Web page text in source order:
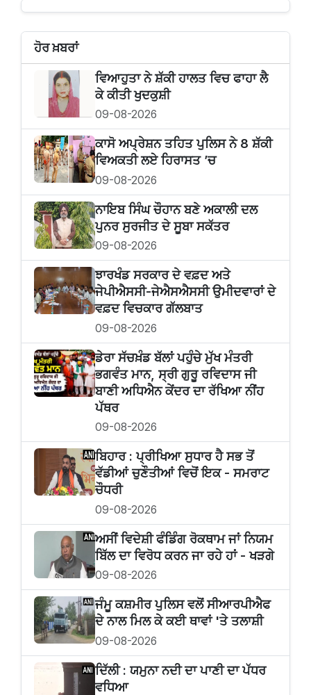
ਹੋਰ ਖ਼ਬਰਾਂ
ਵਿਆਹੁਤਾ ਨੇ ਸ਼ੱਕੀ ਹਾਲਤ ਵਿਚ ਫਾਹਾ ਲੈ
ਕੇ ਕੀਤੀ ਖੁਦਕੁਸ਼ੀ
09-08-2026
ਕਾਸੋ ਅਪ੍ਰੇਸ਼ਨ ਤਹਿਤ ਪੁਲਿਸ ਨੇ 8 ਸ਼ੱਕੀ
ਵਿਅਕਤੀ ਲਏ ਹਿਰਾਸਤ ’ਚ
09-08-2026
ਨਾਇਬ ਸਿੰਘ ਚੌਹਾਨ ਬਣੇ ਅਕਾਲੀ ਦਲ
ਪੁਨਰ ਸੁਰਜੀਤ ਦੇ ਸੂਬਾ ਸਕੱਤਰ
09-08-2026
ਝਾਰਖੰਡ ਸਰਕਾਰ ਦੇ ਵਫ਼ਦ ਅਤੇ
ਜੇਪੀਐਸਸੀ-ਜੇਐਸਐਸਸੀ ਉਮੀਦਵਾਰਾਂ ਦੇ
ਵਫ਼ਦ ਵਿਚਕਾਰ ਗੱਲਬਾਤ
09-08-2026
ਡੇਰਾ ਸੱਚਖ਼ੰਡ ਬੱਲਾਂ ਪਹੁੰਚੇ ਮੁੱਖ ਮੰਤਰੀ
ਭਗਵੰਤ ਮਾਨ, ਸ੍ਰੀ ਗੁਰੂ ਰਵਿਦਾਸ ਜੀ
ਬਾਣੀ ਅਧਿਐਨ ਕੇਂਦਰ ਦਾ ਰੱਖਿਆ ਨੀਂਹ
ਪੱਥਰ
09-08-2026
ਬਿਹਾਰ : ਪ੍ਰੀਖਿਆ ਸੁਧਾਰ ਹੈ ਸਭ ਤੋਂ
ਵੱਡੀਆਂ ਚੁਣੌਤੀਆਂ ਵਿਚੋਂ ਇਕ - ਸਮਰਾਟ
ਚੌਧਰੀ
09-08-2026
ਅਸੀਂ ਵਿਦੇਸ਼ੀ ਫੰਡਿੰਗ ਰੋਕਥਾਮ ਜਾਂ ਨਿਯਮ
ਬਿੱਲ ਦਾ ਵਿਰੋਧ ਕਰਨ ਜਾ ਰਹੇ ਹਾਂ - ਖੜਗੇ
09-08-2026
ਜੰਮੂ ਕਸ਼ਮੀਰ ਪੁਲਿਸ ਵਲੋਂ ਸੀਆਰਪੀਐਫ
ਦੇ ਨਾਲ ਮਿਲ ਕੇ ਕਈ ਥਾਵਾਂ 'ਤੇ ਤਲਾਸ਼ੀ
09-08-2026
ਦਿੱਲੀ : ਯਮੁਨਾ ਨਦੀ ਦਾ ਪਾਣੀ ਦਾ ਪੱਧਰ
ਵਧਿਆ